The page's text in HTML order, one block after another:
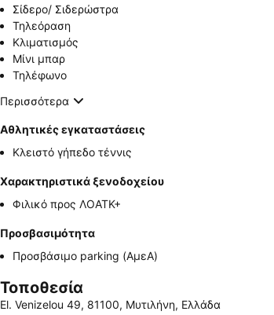
Σίδερο/ Σιδερώστρα
Τηλεόραση
Κλιματισμός
Μίνι μπαρ
Τηλέφωνο
Περισσότερα
Αθλητικές εγκαταστάσεις
Κλειστό γήπεδο τέννις
Χαρακτηριστικά ξενοδοχείου
Φιλικό προς ΛΟΑΤΚ+
Προσβασιμότητα
Προσβάσιμο parking (ΑμεΑ)
Τοποθεσία
El. Venizelou 49, 81100, Μυτιλήνη, Ελλάδα